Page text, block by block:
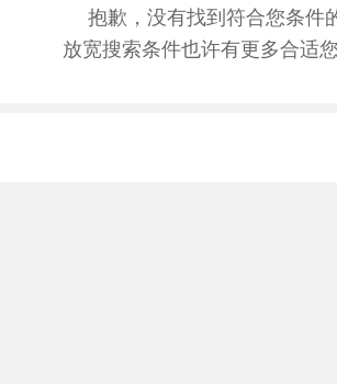
抱歉，没有找到符合您条件
放宽搜索条件也许有更多合适